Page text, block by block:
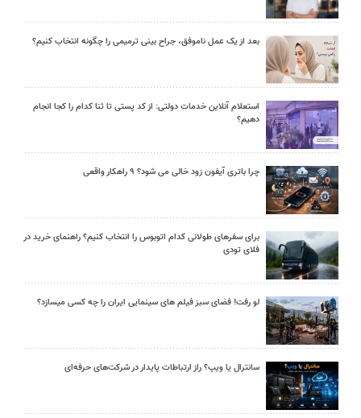
بعد از یک عمل ناموفق، جراح بینی ترمیمی را چگونه انتخاب کنیم؟
استعلام آنلاین خدمات دولتی: از کد پستی تا ثنا کدام را کجا انجام
دهیم؟
چرا باتری آیفون زود خالی می شود؟ ۹ راهکار واقعی
برای سفرهای طولانی کدام اتوبوس را انتخاب کنیم؟ راهنمای خرید در
فلای تودی
لو رفت! فضای سبز فیلم های سینمایی ایران را چه کسی میسازد؟
سانترال یا ویپ؟ راز ارتباطات پایدار در شرکت‌های حرفه‌ای